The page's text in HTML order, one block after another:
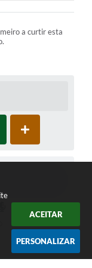
ACEITAR
PERSONALIZAR
a curtir esta